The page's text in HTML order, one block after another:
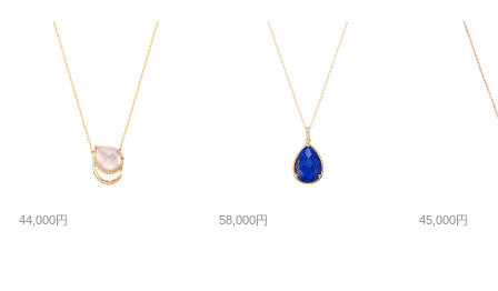
44,000円 58,000円 45,000円